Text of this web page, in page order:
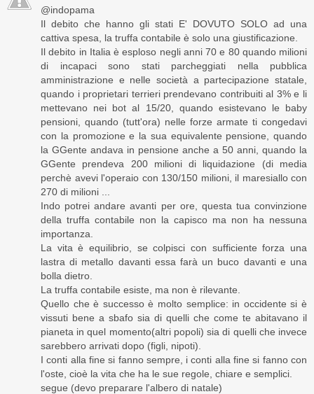
@indopama
Il debito che hanno gli stati E' DOVUTO SOLO ad una
cattiva spesa, la truffa contabile è solo una giustificazione.
Il debito in Italia è esploso negli anni 70 e 80 quando milioni
di incapaci sono stati parcheggiati nella pubblica
amministrazione e nelle società a partecipazione statale,
quando i proprietari terrieri prendevano contribuiti al 3% e li
mettevano nei bot al 15/20, quando esistevano le baby
pensioni, quando (tutt'ora) nelle forze armate ti congedavi
con la promozione e la sua equivalente pensione, quando
la GGente andava in pensione anche a 50 anni, quando la
GGente prendeva 200 milioni di liquidazione (di media
perchè avevi l'operaio con 130/150 milioni, il maresiallo con
270 di milioni ...
Indo potrei andare avanti per ore, questa tua convinzione
della truffa contabile non la capisco ma non ha nessuna
importanza.
La vita è equilibrio, se colpisci con sufficiente forza una
lastra di metallo davanti essa farà un buco davanti e una
bolla dietro.
La truffa contabile esiste, ma non è rilevante.
Quello che è successo è molto semplice: in occidente si è
vissuti bene a sbafo sia di quelli che come te abitavano il
pianeta in quel momento(altri popoli) sia di quelli che invece
sarebbero arrivati dopo (figli, nipoti).
I conti alla fine si fanno sempre, i conti alla fine si fanno con
l'oste, cioè la vita che ha le sue regole, chiare e semplici.
segue (devo preparare l'albero di natale)